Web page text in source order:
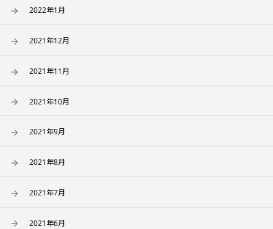
2022年1月
2021年12月
2021年11月
2021年10月
2021年9月
2021年8月
2021年7月
2021年6月